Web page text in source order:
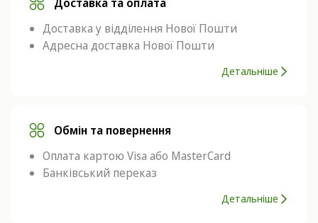
Доставка у відділення Нової Пошти
Адресна доставка Нової Пошти
Детальніше
Обмін та повернення
Оплата картою Visa або MasterCard
Банківський переказ
Детальніше